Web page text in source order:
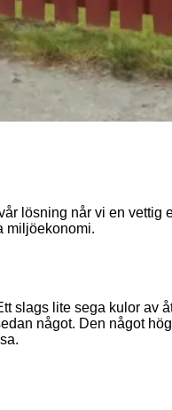
lösning når vi en vettig
miljöekonomi.
slags lite sega kulor av
något. Den något